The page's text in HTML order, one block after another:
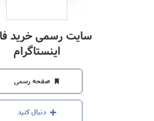
و
روابط
سایت رسمی خرید
اینستاگرام
صفحه رسمی
دنبال کنید